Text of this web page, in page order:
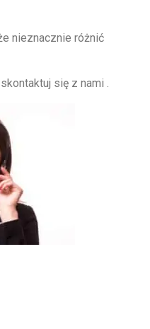
nieznacznie różnić
się z nami .